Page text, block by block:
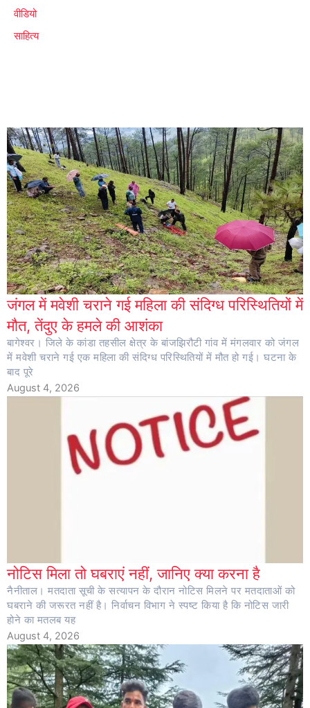
वीडियो
साहित्य
जंगल में मवेशी चराने गई महिला की संदिग्ध परिस्थितियों में
मौत, तेंदुए के हमले की आशंका
बागेश्वर। जिले के कांडा तहसील क्षेत्र के बांजझिरौटी गांव में मंगलवार को जंगल
में मवेशी चराने गई एक महिला की संदिग्ध परिस्थितियों में मौत हो गई। घटना के
बाद पूरे
August 4, 2026
नोटिस मिला तो घबराएं नहीं, जानिए क्या करना है
नैनीताल। मतदाता सूची के सत्यापन के दौरान नोटिस मिलने पर मतदाताओं को
घबराने की जरूरत नहीं है। निर्वाचन विभाग ने स्पष्ट किया है कि नोटिस जारी
होने का मतलब यह
August 4, 2026